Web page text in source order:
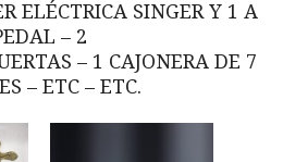
ELÉCTRICA SINGER Y 1 A
– 2
– 1 CAJONERA DE 7
– ETC – ETC.